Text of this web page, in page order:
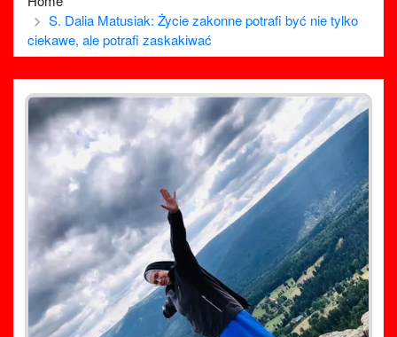
S. Dalia Matusiak: Życie zakonne potrafi być nie tylko
ciekawe, ale potrafi zaskakiwać